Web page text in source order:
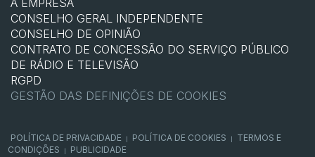
A EMPRESA
CONSELHO GERAL INDEPENDENTE
CONSELHO DE OPINIÃO
CONTRATO DE CONCESSÃO DO SERVIÇO PÚBLICO
DE RÁDIO E TELEVISÃO
RGPD
GESTÃO DAS DEFINIÇÕES DE COOKIES
POLÍTICA DE PRIVACIDADE POLÍTICA DE COOKIES
TERMOS E
CONDIÇÕES
PUBLICIDADE